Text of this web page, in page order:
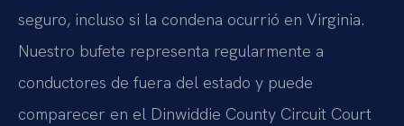
seguro, incluso si la condena ocurrió en Virginia.
Nuestro bufete representa regularmente a
conductores de fuera del estado y puede
comparecer en el Dinwiddie County Circuit Court